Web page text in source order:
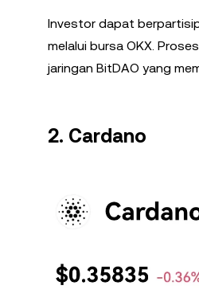
Investor dapat
melalui bursa OKX.
jaringan BitDAO yang
2. Cardano